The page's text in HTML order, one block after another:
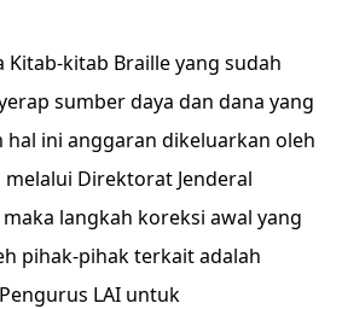
Kitab-kitab Braille yang sudah
sumber daya dan dana yang
hal ini anggaran dikeluarkan oleh
Direktorat Jenderal
maka langkah koreksi awal yang
pihak-pihak terkait adalah
LAI untuk